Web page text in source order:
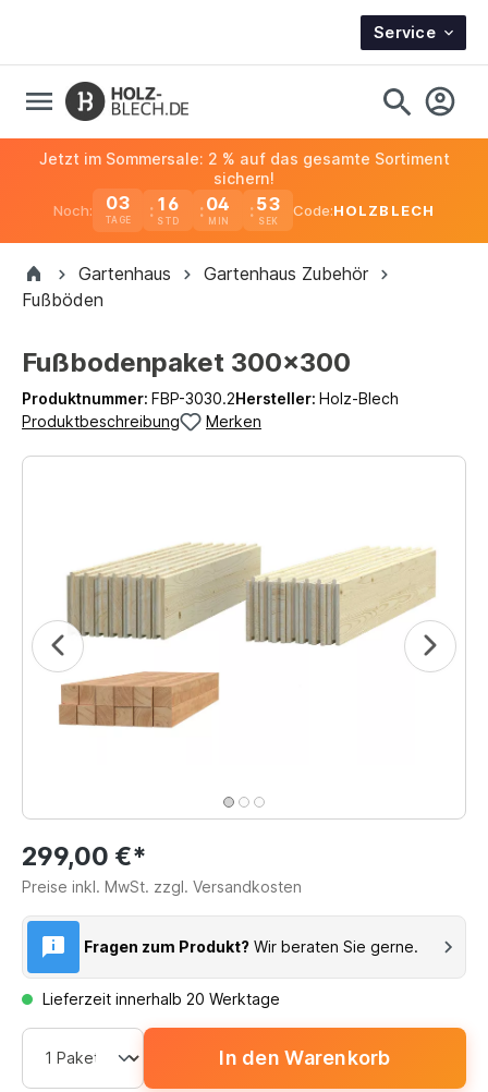
Service
Noch: 03
TAGE
16 04 53
Jetzt im Sommersale: 2 % auf das gesamte Sortiment
sichern!
Code:HOLZBLECH
Gartenhaus
Gartenhaus Zubehör
Fußböden
Fußbodenpaket 300x300
Produktnummer: FBP-3030.2Hersteller: Holz-Blech
Produktbeschreibung
Merken
299,00 €*
Preise inkl. MwSt. zzgl. Versandkosten
Fragen zum Produkt? Wir beraten Sie gerne.
Lieferzeit innerhalb 20 Werktage
In den Warenkorb